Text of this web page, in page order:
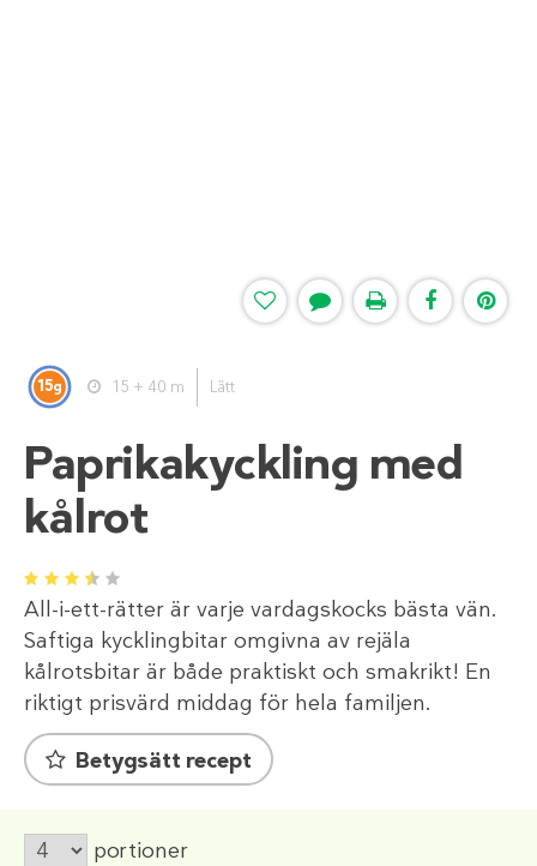
15g 15 + 40 m Lätt
Paprikakyckling med
kålrot
1 2 3 4 5
All-i-ett-rätter är varje vardagskocks bästa vän.
Saftiga kycklingbitar omgivna av rejäla
kålrotsbitar är både praktiskt och smakrikt! En
riktigt prisvärd middag för hela familjen.
Betygsätt recept
portioner